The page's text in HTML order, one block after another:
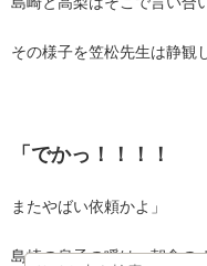
その様子を笠松先生は静観
「でかっ！！！！
またやばい依頼かよ」
島崎の息子の瞬は、朝食の